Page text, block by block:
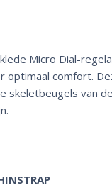
Micro Dial-
optimaal comfort.
skeletbeugels van